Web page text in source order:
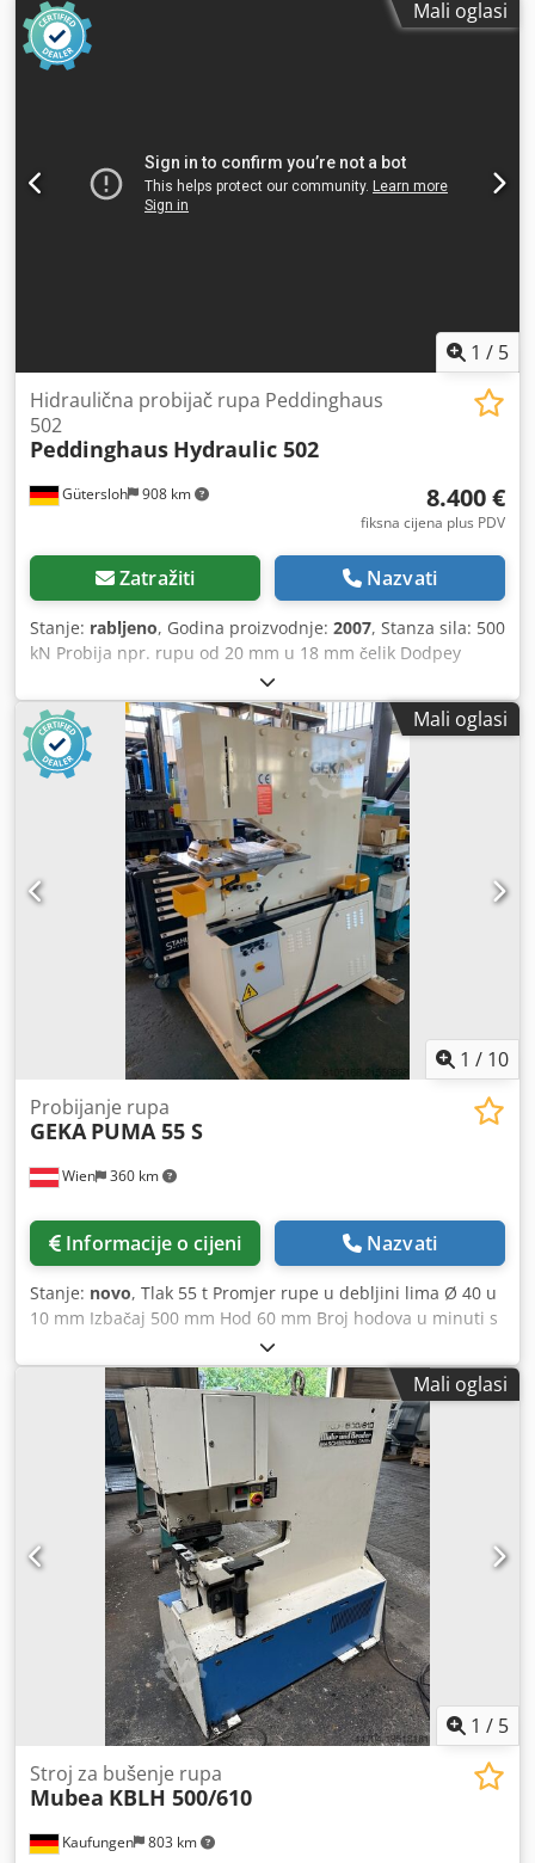
Probijač rupa: kapacitet (promjer x debljina) 30 x 10 mm x-
hod 700 mm y-hod 470 mm Ukupna potrebna snaga 4 kVA
Težina stroja cca 2 t Dcjdpfxjvb I Ime Aikek Dimenzije stroja
Mali oglasi
1 / 5
Gütersloh 908 km
Hidraulična probijač rupa Peddinghaus
502
Peddinghaus Hydraulic 502
8.400 €
fiksna cijena plus PDV
Zatražiti Nazvati
Stanje: rabljeno, Godina proizvodnje: 2007, Stanza sila: 500
kN Probija npr. rupu od 20 mm u 18 mm čelik Dodpey
Uybwefx Aiksck Veliki WBL oslonac stol s graničnicima
Pokretanje hoda putem nožnog prekidača Set alata
uključen je u cijenu
Mali oglasi
1 / 10
Wien 360 km
Probijanje rupa
GEKA PUMA 55 S
Informacije o cijeni Nazvati
Stanje: novo, Tlak 55 t Promjer rupe u debljini lima Ø 40 u
10 mm Izbačaj 500 mm Hod 60 mm Broj hodova u minuti s
hodom od 20 mm: 38 /min. Snaga motora 5 kW Promjer
okrugle rupe 20x20 mm Dcodpjyv Nxhofx Aiksk Promjer
kvadratne rupe 28x11 mm Dimenzije stroja
1500x1100x2000 mm Težina stroja cca. 1.150 kg
Mali oglasi
1 / 5
Kaufungen 803 km
Stroj za bušenje rupa
Mubea KBLH 500/610